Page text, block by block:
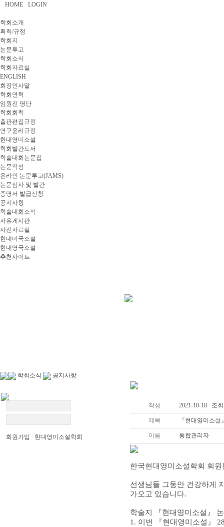
HOME LOGIN
학회소개
획칙/규정
학회지
논문투고
학회소식
학회자료실
ENGLISH
회장인사말
학회연혁
임원진 명단
학회회칙
출판편집규정
연구윤리규정
현대영미소설
학회발간도서
학술대회논문집
논문작성
온라인 논문투고(JAMS)
논문심사 및 발간
증명서 발급신청
공지사항
학술대회소식
자유게시판
사진자료실
현대미국소설
현대영국소설
추천사이트
학회소식 공지사항
회원가입 현대영미소설학회
작성 2021-10-18 조회
제목 『현대영미소
이름 통합관리자
한국현대영미소설학회 회원
선생님들 그동안 건강하게
가오고 있습니다.
학술지 『현대영미소설 』
1. 이번
『현대영미소설 』